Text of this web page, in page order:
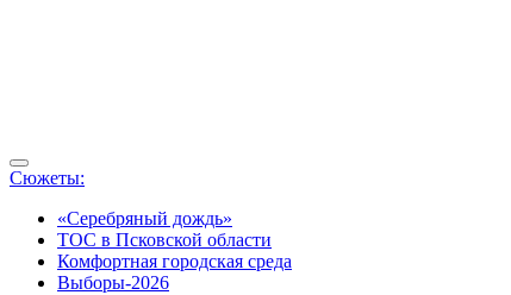
Сюжеты:
«Серебряный дождь»
ТОС в Псковской области
Комфортная городская среда
Выборы-2026